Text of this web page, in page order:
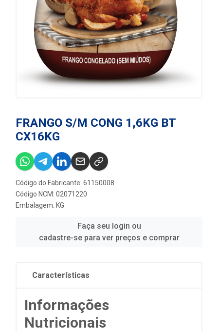
FRANGO S/M CONG 1,6KG BT
CX16KG
Código do Fabricante: 61150008
Código NCM: 02071220
Embalagem: KG
Faça seu login ou
cadastre-se para ver preços e comprar
Características
Informações
Nutricionais